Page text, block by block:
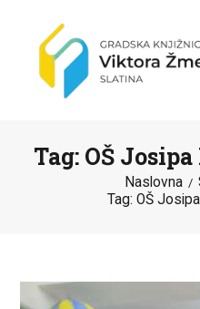
Tag: OŠ
Naslovna
Tag: OŠ
ERASMUS+